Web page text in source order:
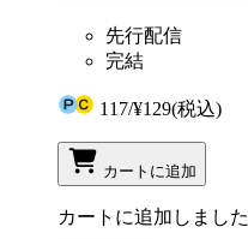
先行配信
完結
117/¥129(税込)
カートに追加
カートに追加しました